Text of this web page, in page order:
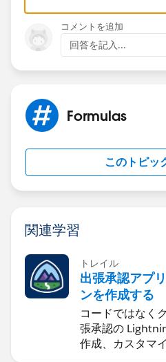
method in a trigger as well.
コメントを追加
回答を記入...
Formulas
このトピッ
関連学習
トレイル
出張承認アプ
ンを作成する
コードではなく
張承認の
作成、カスタマ